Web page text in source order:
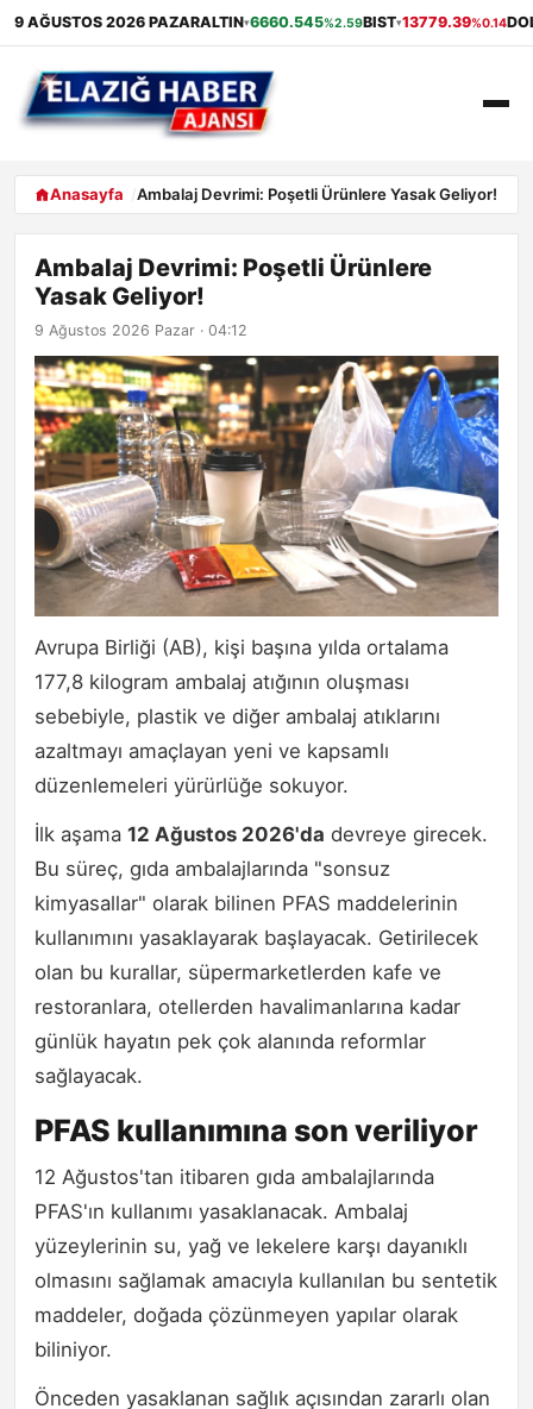
9 AĞUSTOS 2026 PAZARALTIN▾6660.545%2.59BIST▾13779.39%0.14
ANASAYFA
EKONOMI
SAĞLIK
ALIŞVERIŞ
Anasayfa Ambalaj Devrimi: Poşetli Ürünlere Yasak Geliyor!
Ambalaj Devrimi: Poşetli Ürünlere
Yasak Geliyor!
9 Ağustos 2026 Pazar · 04:12
Avrupa Birliği (AB), kişi başına yılda ortalama
177,8 kilogram ambalaj atığının oluşması
sebebiyle, plastik ve diğer ambalaj atıklarını
azaltmayı amaçlayan yeni ve kapsamlı
düzenlemeleri yürürlüğe sokuyor.
İlk aşama 12 Ağustos 2026'da devreye girecek.
Bu süreç, gıda ambalajlarında "sonsuz
kimyasallar" olarak bilinen PFAS maddelerinin
kullanımını yasaklayarak başlayacak. Getirilecek
olan bu kurallar, süpermarketlerden kafe ve
restoranlara, otellerden havalimanlarına kadar
günlük hayatın pek çok alanında reformlar
sağlayacak.
PFAS kullanımına son veriliyor
12 Ağustos'tan itibaren gıda ambalajlarında
PFAS'ın kullanımı yasaklanacak. Ambalaj
yüzeylerinin su, yağ ve lekelere karşı dayanıklı
olmasını sağlamak amacıyla kullanılan bu sentetik
maddeler, doğada çözünmeyen yapılar olarak
biliniyor.
Önceden yasaklanan sağlık açısından zararlı olan